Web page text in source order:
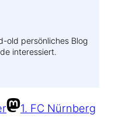
old persönliches Blog
interessiert.
1. FC Nürnberg